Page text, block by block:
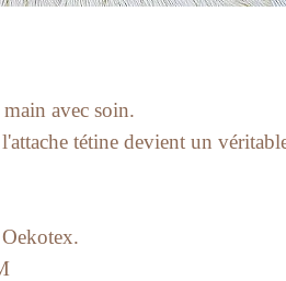
avec soin.
tétine devient un